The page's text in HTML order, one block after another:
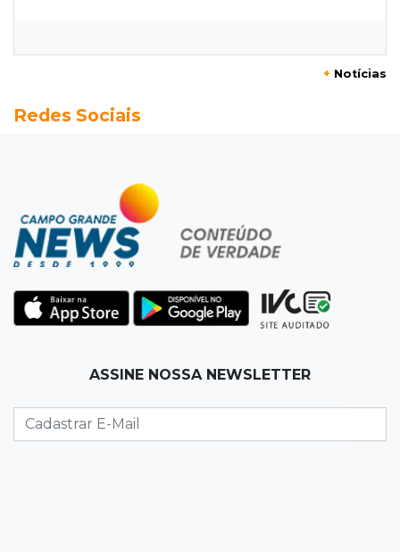
Seleções em MS têm salários de até R$ 8,2 mil;
Jardim Itatiaia
Vigia é amarrado durante roubo de carro e
dois caminhões em pátio
Corinthians vence Bragantino por 2 a 0 e sobe
para 7º no Brasileirão
Na Vila Belmiro
lugar no Brasileirão
+ Notícias
Redes Sociais
ASSINE NOSSA NEWSLETTER